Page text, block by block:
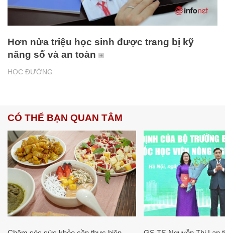
HỌC ĐƯỜNG
Hơn nửa triệu học sinh được trang bị kỹ
năng số và an toàn
CÓ THỂ BẠN QUAN TÂM